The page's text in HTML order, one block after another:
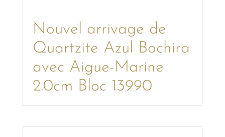
Nouvel arrivage de
Quartzite Azul Bochira
avec Aigue-Marine
2.0cm Bloc 13990